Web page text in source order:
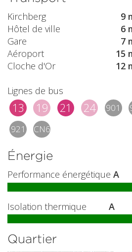
Kirchberg
9
Hôtel de ville
6
Gare
7
Aéroport
15
Cloche d'Or
12
Lignes de bus
13 19 21 24 901
921
CN6
Énergie
Performance énergétique A
Isolation thermique A
Quartier